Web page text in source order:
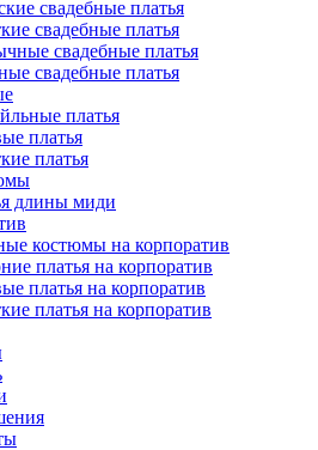
свадебные платья
свадебные платья
свадебные платья
свадебные платья
платья
платья
платья
длины миди
костюмы на корпоратив
платья на корпоратив
платья на корпоратив
платья на корпоратив